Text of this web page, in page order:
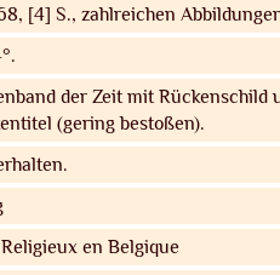
[4] S., zahlreichen
der Zeit mit Rückenschild
(gering bestoßen).
en Belgique